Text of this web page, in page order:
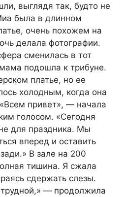
выглядя так, будто не
была в длинном
очень похожем на
делала фотографии.
сменилась в тот
подошла к трибуне.
платье, но ее
холодным, когда она
привет», — начала
голосом. «Сегодня
для праздника. Мы
вперед и оставить
В зале на 200
тишина. Я сжала
сдержать слезы.
— продолжила